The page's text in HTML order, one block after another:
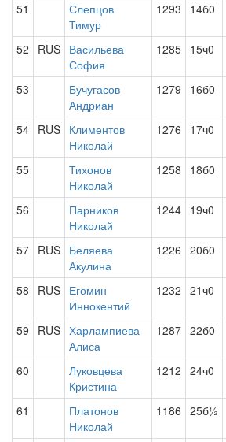
51
Слепцов
Тимур
1293 14б0
52 RUS Васильева
София
1285 15ч0
53
Бучугасов
Андриан
1279 16б0
54 RUS Климентов
Николай
1276 17ч0
55
Тихонов
Николай
1258 18б0
56
Парников
Николай
1244 19ч0
57 RUS Беляева
Акулина
1226 20б0
58 RUS Егомин
Иннокентий
1232 21ч0
59 RUS Харлампиева
Алиса
1287 22б0
60
Луковцева
Кристина
1212 24ч0
61
Платонов
Николай
1186 25б½